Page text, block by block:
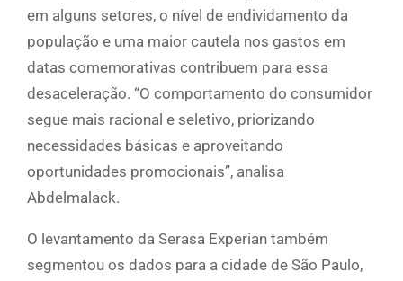
em alguns setores, o nível de endividamento da
população e uma maior cautela nos gastos em
datas comemorativas contribuem para essa
desaceleração. “O comportamento do consumidor
segue mais racional e seletivo, priorizando
necessidades básicas e aproveitando
oportunidades promocionais”, analisa
Abdelmalack.
O levantamento da Serasa Experian também
segmentou os dados para a cidade de São Paulo,